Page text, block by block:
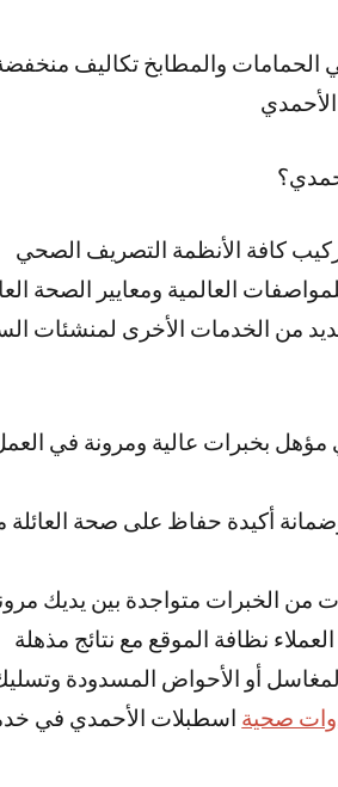
الحمامات والمطابخ تكاليف
كافة الأنظمة التصريف الصحي
العالمية ومعايير الصحة
من الخدمات الأخرى لمنشئات
بخبرات عالية ومرونة في
أكيدة حفاظ على صحة
الخبرات متواجدة بين يديك
نظافة الموقع مع نتائج مذهلة
أو الأحواض المسدودة
صحية اسطبلات الأحمدي في